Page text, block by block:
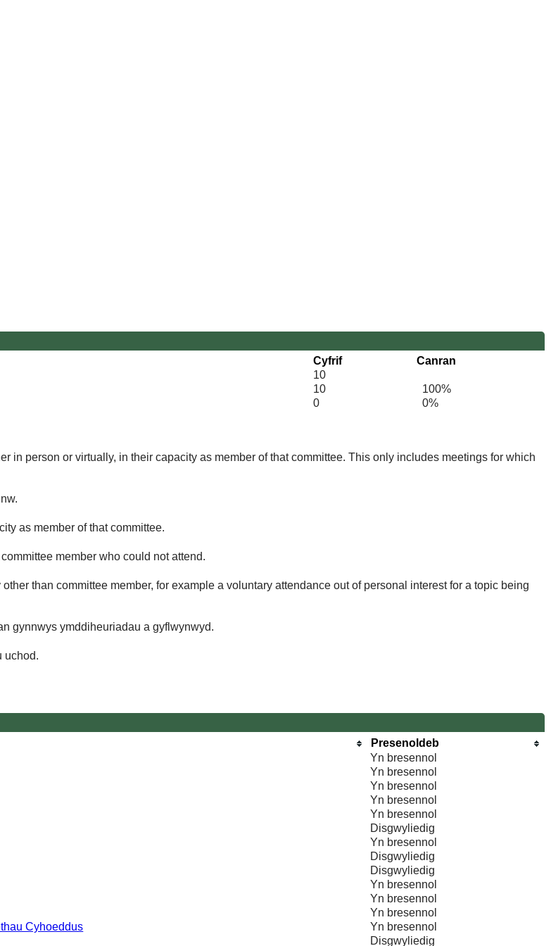
Cyfrif
Canran
10
10
100%
0
0%
in person or virtually, in their capacity as member of that committee. This only includes meetings for which
as member of that committee.
member who could not attend.
than committee member, for example a voluntary attendance out of personal interest for a topic being
gynnwys ymddiheuriadau a gyflwynwyd.
uchod.
Presenoldeb
Yn bresennol
Yn bresennol
Yn bresennol
Yn bresennol
Yn bresennol
Disgwyliedig
Yn bresennol
Disgwyliedig
Disgwyliedig
Yn bresennol
Yn bresennol
Yn bresennol
Cyhoeddus
Yn bresennol
Disgwyliedig